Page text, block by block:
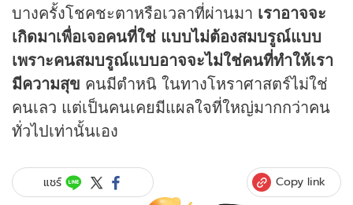
บางครั้งโชคชะตาหรือเวลาที่ผ่านมา เราอาจจะ
เกิดมาเพื่อเจอคนที่ใช่ แบบไม่ต้องสมบรูณ์แบบ
เพราะคนสมบรูณ์แบบอาจจะไม่ใช่คนที่ทำให้เรา
มีความสุข คนมีตำหนิ ในทางโหราศาสตร์ไม่ใช่
คนเลว แต่เป็นคนเคยมีแผลใจที่ใหญ่มากกว่าคน
ทั่วไปเท่านั้นเอง
แชร์ Copy link